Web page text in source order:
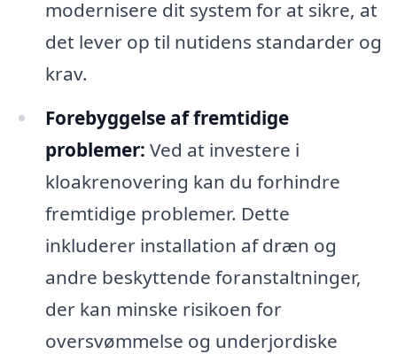
modernisere dit system for at sikre, at
det lever op til nutidens standarder og
krav.
Forebyggelse af fremtidige
problemer: Ved at investere i
kloakrenovering kan du forhindre
fremtidige problemer. Dette
inkluderer installation af dræn og
andre beskyttende foranstaltninger,
der kan minske risikoen for
oversvømmelse og underjordiske